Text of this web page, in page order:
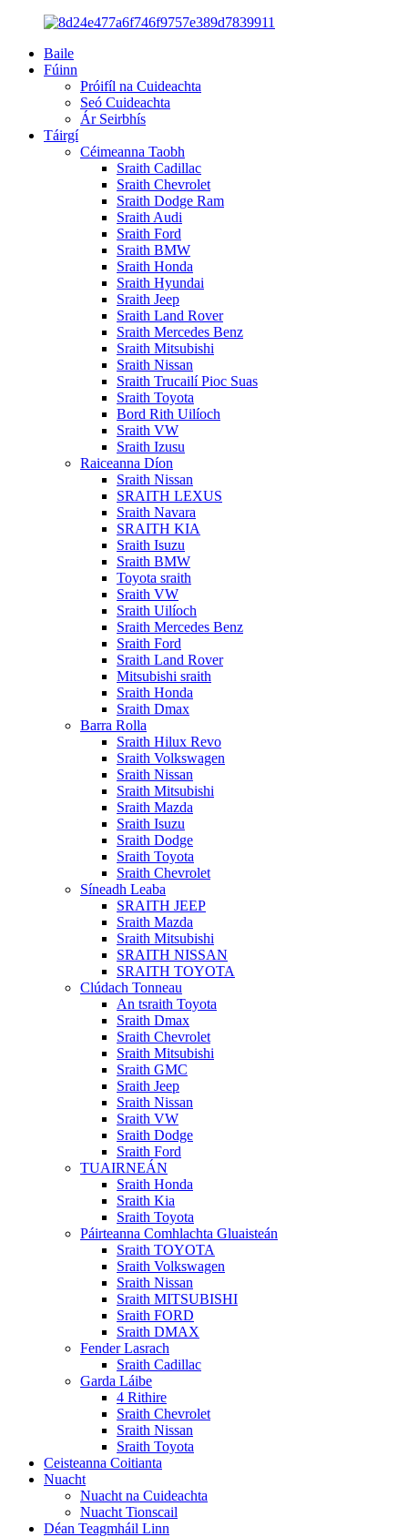
Baile
Fúinn
Próifíl na Cuideachta
Seó Cuideachta
Ár Seirbhís
Táirgí
Céimeanna Taobh
Sraith Cadillac
Sraith Chevrolet
Sraith Dodge Ram
Sraith Audi
Sraith Ford
Sraith BMW
Sraith Honda
Sraith Hyundai
Sraith Jeep
Sraith Land Rover
Sraith Mercedes Benz
Sraith Mitsubishi
Sraith Nissan
Sraith Trucailí Pioc Suas
Sraith Toyota
Bord Rith Uilíoch
Sraith VW
Sraith Izusu
Raiceanna Díon
Sraith Nissan
SRAITH LEXUS
Sraith Navara
SRAITH KIA
Sraith Isuzu
Sraith BMW
Toyota sraith
Sraith VW
Sraith Uilíoch
Sraith Mercedes Benz
Sraith Ford
Sraith Land Rover
Mitsubishi sraith
Sraith Honda
Sraith Dmax
Barra Rolla
Sraith Hilux Revo
Sraith Volkswagen
Sraith Nissan
Sraith Mitsubishi
Sraith Mazda
Sraith Isuzu
Sraith Dodge
Sraith Toyota
Sraith Chevrolet
Síneadh Leaba
SRAITH JEEP
Sraith Mazda
Sraith Mitsubishi
SRAITH NISSAN
SRAITH TOYOTA
Clúdach Tonneau
An tsraith Toyota
Sraith Dmax
Sraith Chevrolet
Sraith Mitsubishi
Sraith GMC
Sraith Jeep
Sraith Nissan
Sraith VW
Sraith Dodge
Sraith Ford
TUAIRNEÁN
Sraith Honda
Sraith Kia
Sraith Toyota
Páirteanna Comhlachta Gluaisteán
Sraith TOYOTA
Sraith Volkswagen
Sraith Nissan
Sraith MITSUBISHI
Sraith FORD
Sraith DMAX
Fender Lasrach
Sraith Cadillac
Garda Láibe
4 Rithire
Sraith Chevrolet
Sraith Nissan
Sraith Toyota
Ceisteanna Coitianta
Nuacht
Nuacht na Cuideachta
Nuacht Tionscail
Déan Teagmháil Linn